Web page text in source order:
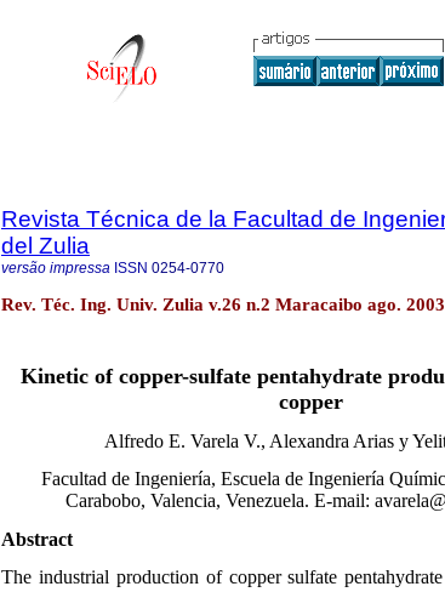
Revista Técnica de la Facultad de
del Zulia
versão impressa ISSN 0254-0770
Rev. Téc. Ing. Univ. Zulia v.26 n.2 Maracaibo ago. 2003
Kinetic of copper-sulfate pentahydrate
copper
Alfredo E. Varela V., Alexandra Arias y
Facultad de Ingeniería, Escuela de Ingeniería
Carabobo, Valencia, Venezuela. E-mail:
Abstract
The industrial production of copper sulfate